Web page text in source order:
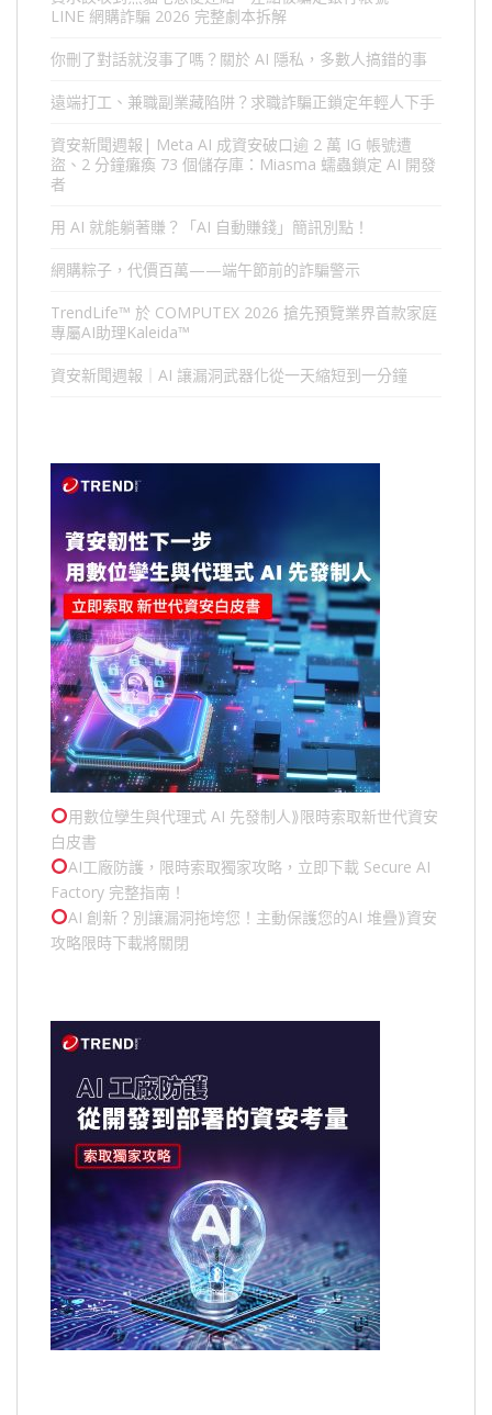
LINE 網購詐騙 2026 完整劇本拆解
你刪了對話就沒事了嗎？關於 AI 隱私，多數人搞錯的事
遠端打工、兼職副業藏陷阱？求職詐騙正鎖定年輕人下手
資安新聞週報| Meta AI 成資安破口逾 2 萬 IG 帳號遭
盜、2 分鐘癱瘓 73 個儲存庫：Miasma 蠕蟲鎖定 AI 開發
者
用 AI 就能躺著賺？「AI 自動賺錢」簡訊別點！
網購粽子，代價百萬——端午節前的詐騙警示
TrendLife™ 於 COMPUTEX 2026 搶先預覽業界首款家庭
專屬AI助理Kaleida™
資安新聞週報｜AI 讓漏洞武器化從一天縮短到一分鐘
用數位孿生與代理式 AI 先發制人⟫限時索取新世代資安
白皮書
AI工廠防護，限時索取獨家攻略，立即下載 Secure AI
Factory 完整指南！
AI 創新？別讓漏洞拖垮您！主動保護您的AI 堆疊⟫資安
攻略限時下載將關閉